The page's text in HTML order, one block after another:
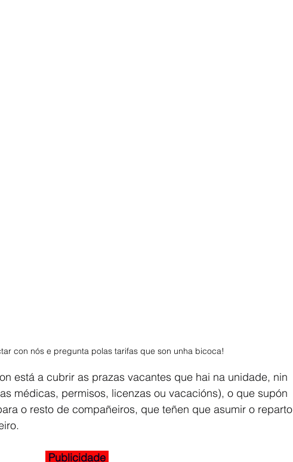
con nós e pregunta polas tarifas que son unha bicoca!
está a cubrir as prazas vacantes que hai na unidade, nin
médicas, permisos, licenzas ou vacacións), o que supón
o resto de compañeiros, que teñen que asumir o reparto
Publicidade